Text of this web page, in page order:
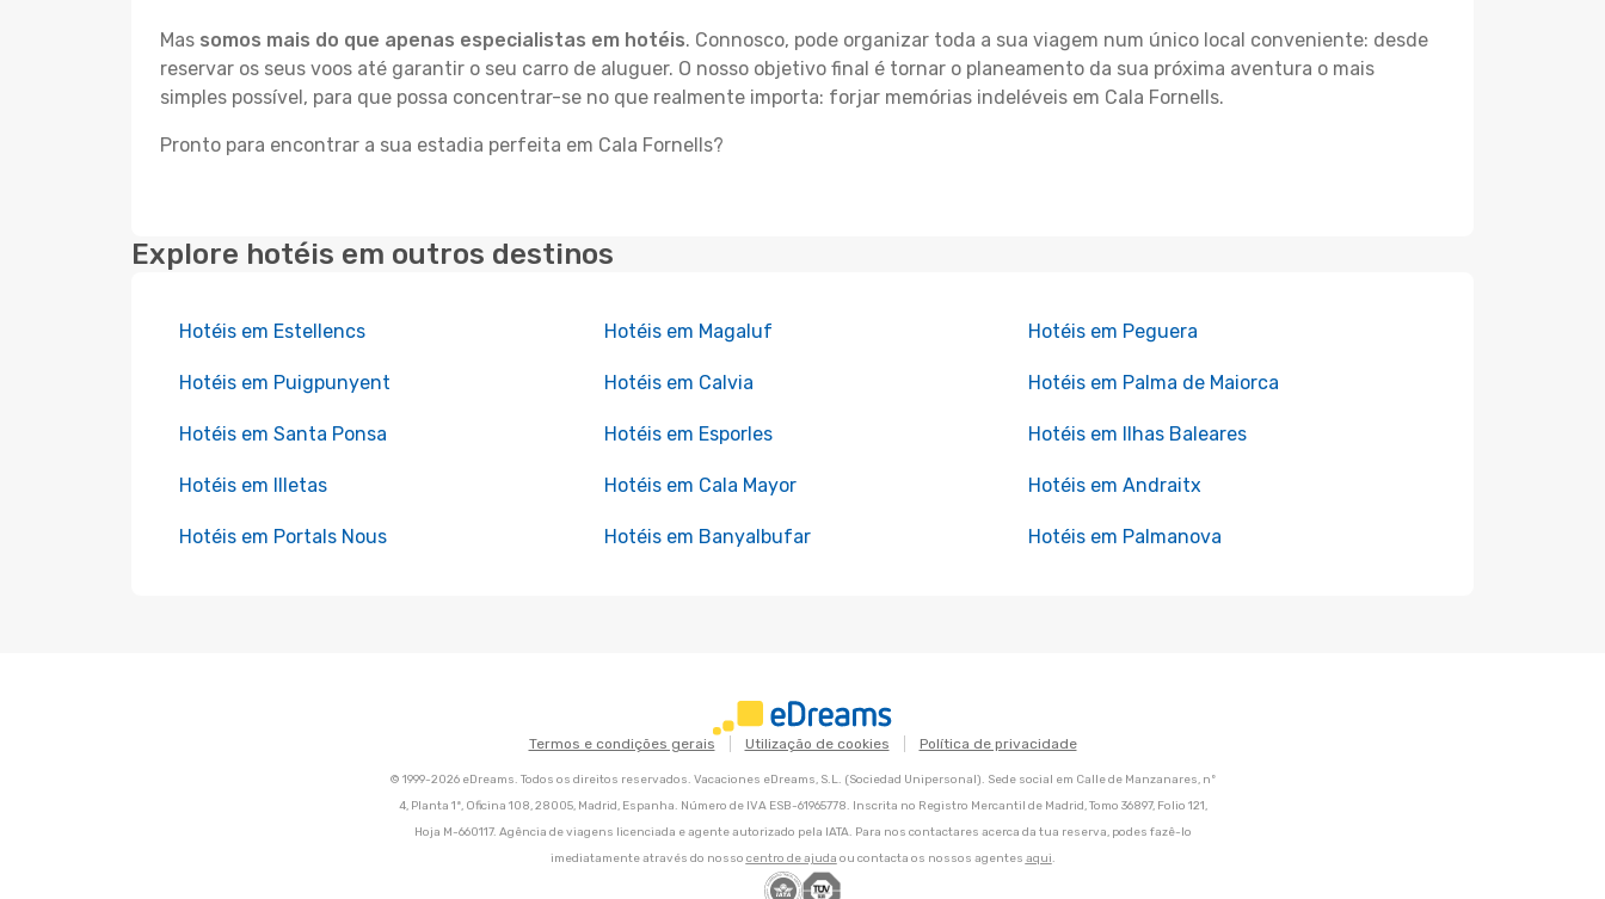
Mas somos mais do que apenas especialistas em hotéis. Connosco, pode organizar toda a sua viagem num único local conveniente: desde
reservar os seus voos até garantir o seu carro de aluguer. O nosso objetivo final é tornar o planeamento da sua próxima aventura o mais
simples possível, para que possa concentrar-se no que realmente importa: forjar memórias indeléveis em Cala Fornells.
Pronto para encontrar a sua estadia perfeita em Cala Fornells?
Explore hotéis em outros destinos
Hotéis em Estellencs Hotéis em Magaluf Hotéis em Peguera
Hotéis em Puigpunyent Hotéis em Calvia Hotéis em Palma de Maiorca
Hotéis em Santa Ponsa Hotéis em Esporles Hotéis em Ilhas Baleares
Hotéis em Illetas Hotéis em Cala Mayor Hotéis em Andraitx
Hotéis em Portals Nous Hotéis em Banyalbufar Hotéis em Palmanova
Termos e condições gerais Utilização de cookies Política de privacidade
© 1999-2026 eDreams. Todos os direitos reservados. Vacaciones eDreams, S.L. (Sociedad Unipersonal). Sede social em Calle de Manzanares, nº
4, Planta 1ª, Oficina 108, 28005, Madrid, Espanha. Número de IVA ESB-61965778. Inscrita no Registro Mercantil de Madrid, Tomo 36897, Folio 121,
Hoja M-660117. Agência de viagens licenciada e agente autorizado pela IATA. Para nos contactares acerca da tua reserva, podes fazê-lo
imediatamente através do nosso centro de ajuda ou contacta os nossos agentes aqui.